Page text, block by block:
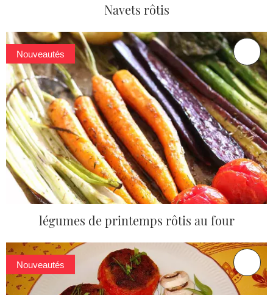
Navets rôtis
Nouveautés
légumes de printemps rôtis au four
Nouveautés